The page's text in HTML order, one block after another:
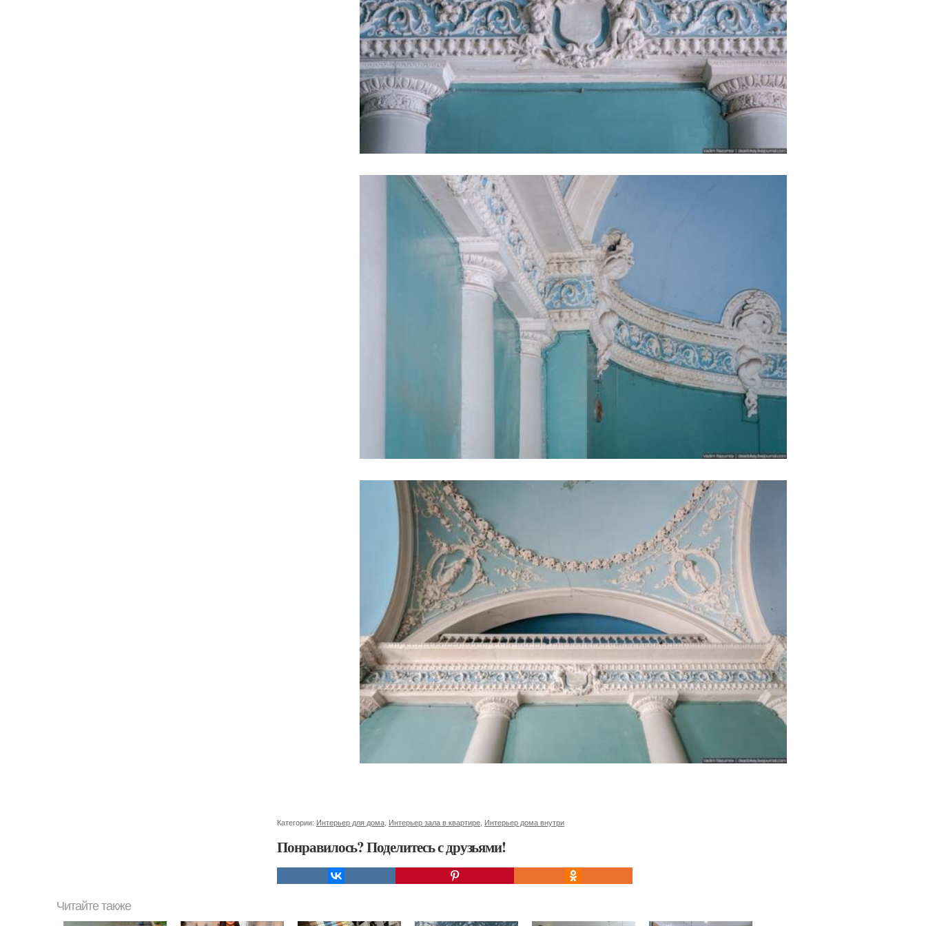
Категории: Интерьер для дома, Интерьер зала в квартире, Интерьер дома внутри
Понравилось? Поделитесь с друзьями!
Читайте также